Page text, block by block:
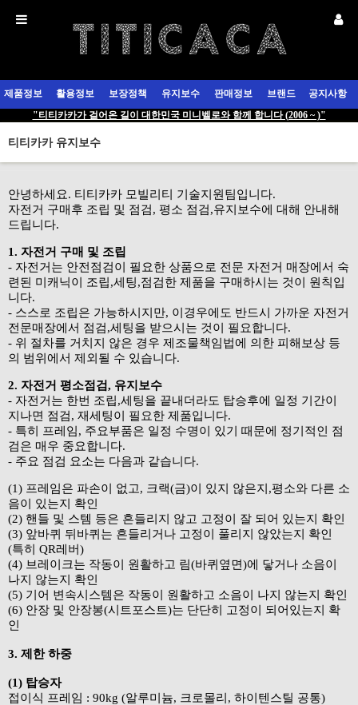
제품정보 활용정보 보장정책 유지보수 판매정보 브랜드
공지사항
"티티카카가 걸어온 길이 대한민국 미니벨로와 함께 합니다 (2006 ~ )"
티티카카 유지보수
안녕하세요. 티티카카 모빌리티 기술지원팀입니다.
자전거 구매후 조립 및 점검, 평소 점검,유지보수에 대해 안내해
드립니다.
1. 자전거 구매 및 조립
- 자전거는 안전점검이 필요한 상품으로 전문 자전거 매장에서 숙
련된 미캐닉이 조립,세팅,점검한 제품을 구매하시는 것이 원칙입
니다.
- 스스로 조립은 가능하시지만, 이경우에도 반드시 가까운 자전거
전문매장에서 점검,세팅을 받으시는 것이 필요합니다.
- 위 절차를 거치지 않은 경우 제조물책임법에 의한 피해보상 등
의 범위에서 제외될 수 있습니다.
2. 자전거 평소점검, 유지보수
- 자전거는 한번 조립,세팅을 끝내더라도 탑승후에 일정 기간이
지나면 점검, 재세팅이 필요한 제품입니다.
- 특히 프레임, 주요부품은 일정 수명이 있기 때문에 정기적인 점
검은 매우 중요합니다.
- 주요 점검 요소는 다음과 같습니다.
(1) 프레임은 파손이 없고, 크랙(금)이 있지 않은지,평소와 다른 소
음이 있는지 확인
(2) 핸들 및 스템 등은 흔들리지 않고 고정이 잘 되어 있는지 확인
(3) 앞바퀴 뒤바퀴는 흔들리거나 고정이 풀리지 않았는지 확인
(특히 QR레버)
(4) 브레이크는 작동이 원활하고 림(바퀴옆면)에 닿거나 소음이
나지 않는지 확인
(5) 기어 변속시스템은 작동이 원활하고 소음이 나지 않는지 확인
(6) 안장 및 안장봉(시트포스트)는 단단히 고정이 되어있는지 확
인
3. 제한 하중
(1) 탑승자
접이식 프레임 : 90kg (알루미늄, 크로몰리, 하이텐스틸 공통)